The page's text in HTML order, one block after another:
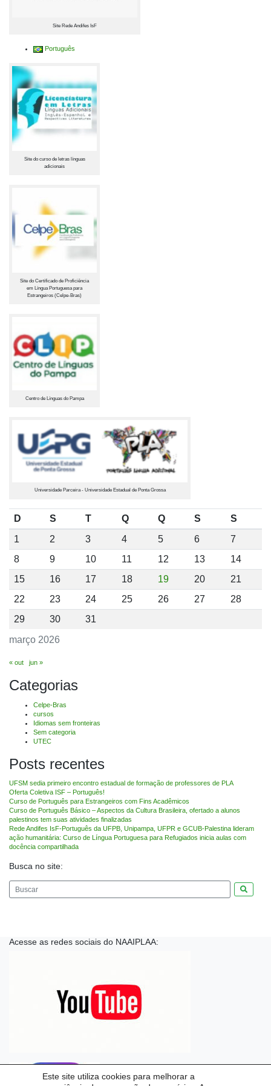
Este site utiliza cookies para melhorar a
Site Rede Andifes IsF
Português
Site do curso de letras línguas
adicionais
Site do Certificado de Proficiência
em Língua Portuguesa para
Estrangeiros (Celpe-Bras)
Centro de Línguas do Pampa
Universidade Parceira - Universidade Estadual de Ponta Grossa
março 2026
D S T Q Q S
S
1
2 3 4 5 6
7
8
9 10 11 12 13
14
15
16 17 18 19 20
21
22
23 24 25 26 27
28
29
30 31
« out jun »
Categorias
Celpe-Bras
cursos
Idiomas sem fronteiras
Sem categoria
UTEC
Posts recentes
UFSM sedia primeiro encontro estadual de formação de professores de PLA
Oferta Coletiva ISF – Português!
Curso de Português para Estrangeiros com Fins Acadêmicos
Curso de Português Básico – Aspectos da Cultura Brasileira, ofertado a alunos
palestinos tem suas atividades finalizadas
Rede Andifes IsF-Português da UFPB, Unipampa, UFPR e GCUB-Palestina lideram
ação humanitária: Curso de Língua Portuguesa para Refugiados inicia aulas com
docência compartilhada
Busca no site:
Acesse as redes sociais do NAAIPLAA: